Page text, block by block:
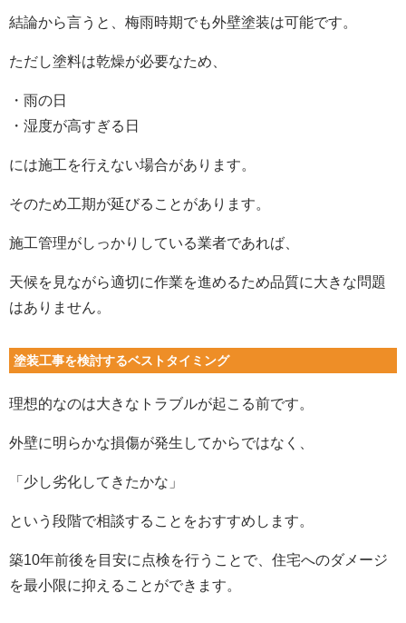
結論から言うと、梅雨時期でも外壁塗装は可能です。
ただし塗料は乾燥が必要なため、
・雨の日
・湿度が高すぎる日
には施工を行えない場合があります。
そのため工期が延びることがあります。
施工管理がしっかりしている業者であれば、
天候を見ながら適切に作業を進めるため品質に大きな問題
はありません。
塗装工事を検討するベストタイミング
理想的なのは大きなトラブルが起こる前です。
外壁に明らかな損傷が発生してからではなく、
「少し劣化してきたかな」
という段階で相談することをおすすめします。
築10年前後を目安に点検を行うことで、住宅へのダメージ
を最小限に抑えることができます。